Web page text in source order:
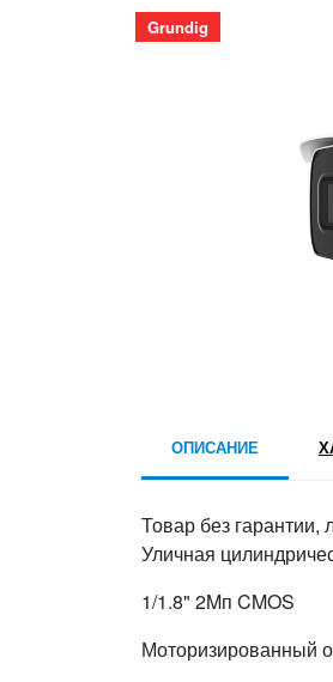
Grundig
ОПИСАНИЕ
Товар без гарантии,
Уличная
1/1.8" 2Mп CMOS
Моторизированный